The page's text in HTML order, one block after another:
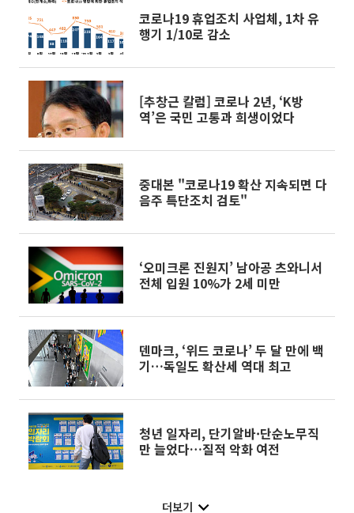
코로나19 휴업조치 사업체, 1차 유
행기 1/10로 감소
[추창근 칼럼] 코로나 2년, ‘K방
역’은 국민 고통과 희생이었다
중대본 "코로나19 확산 지속되면 다
음주 특단조치 검토"
‘오미크론 진원지’ 남아공 츠와니서
전체 입원 10%가 2세 미만
덴마크, ‘위드 코로나’ 두 달 만에 백
기…독일도 확산세 역대 최고
청년 일자리, 단기알바·단순노무직
만 늘었다…질적 악화 여전
더보기